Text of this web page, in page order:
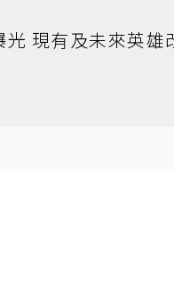
現有及未來英雄